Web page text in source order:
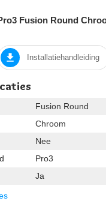
Fusion Round
Installatiehandleiding
Fusion Round
Chroom
Nee
Pro3
Ja